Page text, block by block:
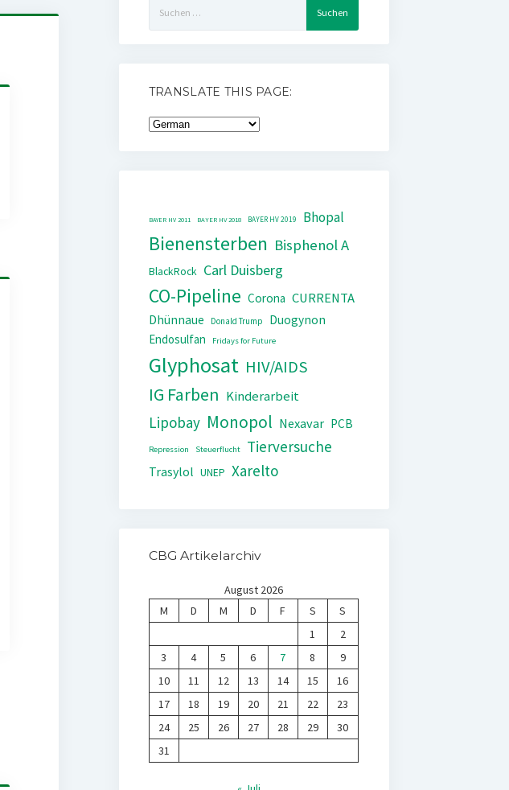
nach:
TRANSLATE THIS PAGE:
BAYER HV 2011 BAYER HV 2018 BAYER HV 2019 Bhopal
Bienensterben Bisphenol A
BlackRock Carl Duisberg
CO-Pipeline Corona CURRENTA
Dhünnaue Donald Trump
Duogynon
Endosulfan
Fridays for Future
Glyphosat HIV/AIDS
IG Farben Kinderarbeit
Lipobay Monopol Nexavar PCB
Repression Steuerflucht Tierversuche
Trasylol UNEP Xarelto
CBG Artikelarchiv
August 2026
M
D M D F S
S
1
2
3
4 5 6 7 8
9
10
11 12 13 14 15
16
17
18 19 20 21 22
23
24
25 26 27 28 29
30
31